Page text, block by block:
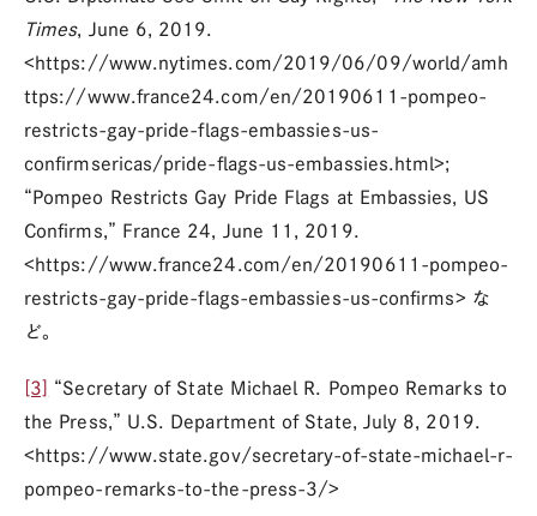
Times, June 6, 2019.
<https://www.nytimes.com/2019/06/09/world/amh
ttps://www.france24.com/en/20190611-pompeo-
restricts-gay-pride-flags-embassies-us-
confirmsericas/pride-flags-us-embassies.html>;
“Pompeo Restricts Gay Pride Flags at Embassies, US
Confirms,” France 24, June 11, 2019.
<https://www.france24.com/en/20190611-pompeo-
restricts-gay-pride-flags-embassies-us-confirms> な
ど。
[3] “Secretary of State Michael R. Pompeo Remarks to
the Press,” U.S. Department of State, July 8, 2019.
<https://www.state.gov/secretary-of-state-michael-r-
pompeo-remarks-to-the-press-3/>